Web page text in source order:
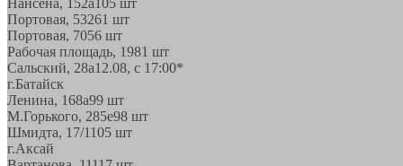
Портовая, 53261 шт
Портовая, 7056 шт
Рабочая площадь, 1981 шт
Сальский, 28a12.08, с 17:00*
г.Батайск
Ленина, 168а99 шт
М.Горького, 285е98 шт
Шмидта, 17/1105 шт
г.Аксай